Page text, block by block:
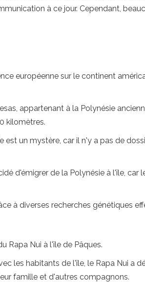
à ce jour. Cependant,
européenne sur le continent
appartenant à la Polynésie
kilomètres.
un mystère, car il n'y a pas de
d'émigrer de la Polynésie à l'île,
à diverses recherches génétiques
Rapa Nui à l'île de Pâques.
les habitants de l'île, le Rapa Nui a
famille et d'autres compagnons.